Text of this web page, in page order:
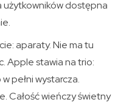
użytkowników dostępna
aparaty. Nie ma tu
Apple stawia na trio:
w pełni wystarcza.
Całość wieńczy świetny